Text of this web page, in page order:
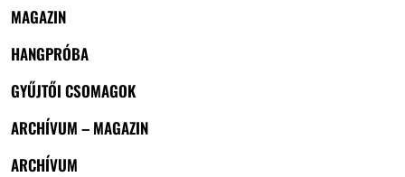
MAGAZIN
HANGPRÓBA
GYŰJTŐI CSOMAGOK
ARCHÍVUM – MAGAZIN
ARCHÍVUM